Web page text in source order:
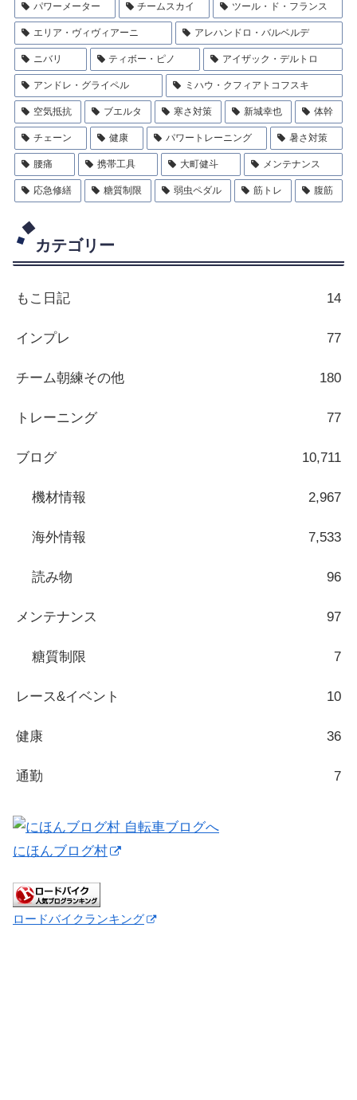
パワーメーター チームスカイ ツール・ド・フランス
エリア・ヴィヴィアーニ アレハンドロ・バルベルデ
ニバリ ティボー・ピノ アイザック・デルトロ
アンドレ・グライペル ミハウ・クフィアトコフスキ
空気抵抗 ブエルタ 寒さ対策 新城幸也 体幹
チェーン 健康 パワートレーニング 暑さ対策
腰痛 携帯工具 大町健斗 メンテナンス
応急修繕 糖質制限 弱虫ペダル 筋トレ 腹筋
カテゴリー
もこ日記 14
インプレ 77
チーム朝練その他 180
トレーニング 77
ブログ 10,711
機材情報 2,967
海外情報 7,533
読み物 96
メンテナンス 97
糖質制限 7
レース&イベント 10
健康 36
通勤 7
にほんブログ村
ロードバイクランキング